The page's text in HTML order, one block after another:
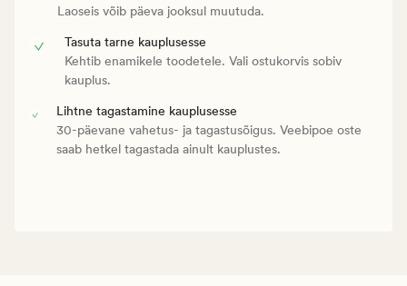
Laoseis võib päeva jooksul muutuda.
Tasuta tarne kauplusesse
Kehtib enamikele toodetele. Vali ostukorvis sobiv
kauplus.
Lihtne tagastamine kauplusesse
30-päevane vahetus- ja tagastusõigus. Veebipoe oste
saab hetkel tagastada ainult kauplustes.